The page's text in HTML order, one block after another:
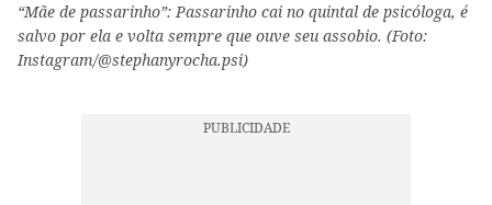
“Mãe de passarinho”: Passarinho cai no quintal de psicóloga, é
salvo por ela e volta sempre que ouve seu assobio. (Foto:
Instagram/@stephanyrocha.psi)